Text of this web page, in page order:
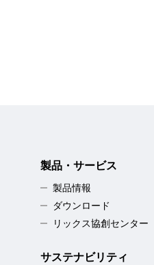
製品・サービス
製品情報
ダウンロード
リックス協創センター
サステナビリティ